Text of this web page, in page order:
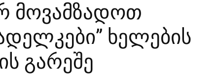
მოვამზადოთ
ხელების
გარეშე